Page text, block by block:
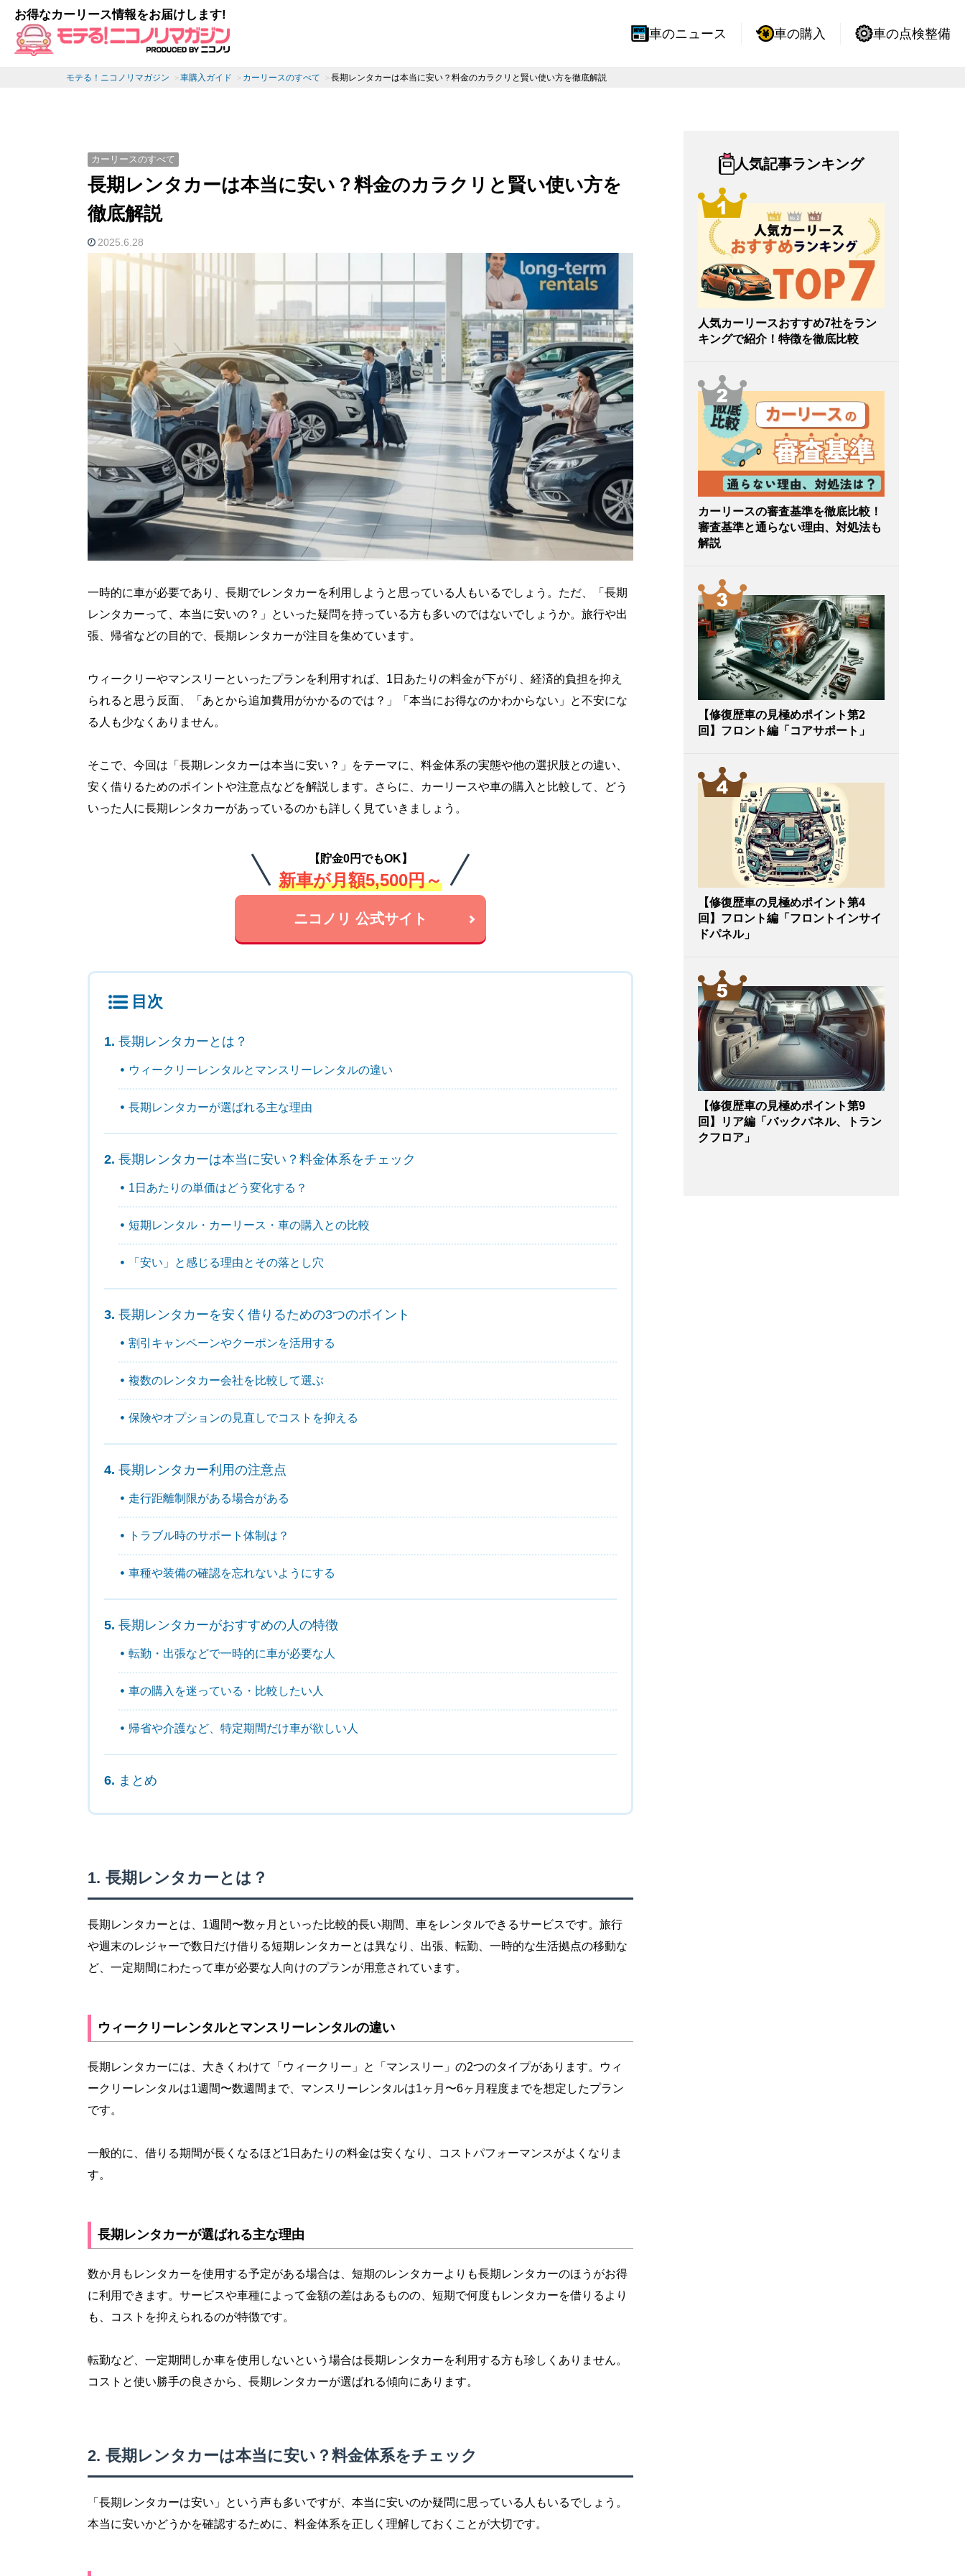
お得なカーリース情報をお届けします!
車のニュース 車の購入 車の点検整備
モテる！ニコノリマガジン 車購入ガイド カーリースのすべて 長期レンタカーは本当に安い？料金のカラクリと賢い使い方を徹底解説
カーリースのすべて
長期レンタカーは本当に安い？料金のカラクリと賢い使い方を
徹底解説
2025.6.28
一時的に車が必要であり、長期でレンタカーを利用しようと思っている人もいるでしょう。ただ、「長期
レンタカーって、本当に安いの？」といった疑問を持っている方も多いのではないでしょうか。旅行や出
張、帰省などの目的で、長期レンタカーが注目を集めています。
ウィークリーやマンスリーといったプランを利用すれば、1日あたりの料金が下がり、経済的負担を抑え
られると思う反面、「あとから追加費用がかかるのでは？」「本当にお得なのかわからない」と不安にな
る人も少なくありません。
そこで、今回は「長期レンタカーは本当に安い？」をテーマに、料金体系の実態や他の選択肢との違い、
安く借りるためのポイントや注意点などを解説します。さらに、カーリースや車の購入と比較して、どう
いった人に長期レンタカーがあっているのかも詳しく見ていきましょう。
【貯金0円でもOK】
新車が月額5,500円～
ニコノリ 公式サイト
目次
長期レンタカーとは？
ウィークリーレンタルとマンスリーレンタルの違い
長期レンタカーが選ばれる主な理由
長期レンタカーは本当に安い？料金体系をチェック
1日あたりの単価はどう変化する？
短期レンタル・カーリース・車の購入との比較
「安い」と感じる理由とその落とし穴
長期レンタカーを安く借りるための3つのポイント
割引キャンペーンやクーポンを活用する
複数のレンタカー会社を比較して選ぶ
保険やオプションの見直しでコストを抑える
長期レンタカー利用の注意点
走行距離制限がある場合がある
トラブル時のサポート体制は？
車種や装備の確認を忘れないようにする
長期レンタカーがおすすめの人の特徴
転勤・出張などで一時的に車が必要な人
車の購入を迷っている・比較したい人
帰省や介護など、特定期間だけ車が欲しい人
まとめ
長期レンタカーとは？
長期レンタカーとは、1週間〜数ヶ月といった比較的長い期間、車をレンタルできるサービスです。旅行
や週末のレジャーで数日だけ借りる短期レンタカーとは異なり、出張、転勤、一時的な生活拠点の移動な
ど、一定期間にわたって車が必要な人向けのプランが用意されています。
ウィークリーレンタルとマンスリーレンタルの違い
長期レンタカーには、大きくわけて「ウィークリー」と「マンスリー」の2つのタイプがあります。ウィ
ークリーレンタルは1週間〜数週間まで、マンスリーレンタルは1ヶ月〜6ヶ月程度までを想定したプラン
です。
一般的に、借りる期間が長くなるほど1日あたりの料金は安くなり、コストパフォーマンスがよくなりま
す。
長期レンタカーが選ばれる主な理由
数か月もレンタカーを使用する予定がある場合は、短期のレンタカーよりも長期レンタカーのほうがお得
に利用できます。サービスや車種によって金額の差はあるものの、短期で何度もレンタカーを借りるより
も、コストを抑えられるのが特徴です。
転勤など、一定期間しか車を使用しないという場合は長期レンタカーを利用する方も珍しくありません。
コストと使い勝手の良さから、長期レンタカーが選ばれる傾向にあります。
長期レンタカーは本当に安い？料金体系をチェック
「長期レンタカーは安い」という声も多いですが、本当に安いのか疑問に思っている人もいるでしょう。
本当に安いかどうかを確認するために、料金体系を正しく理解しておくことが大切です。
人気記事ランキング
人気カーリースおすすめ7社をラン
キングで紹介！特徴を徹底比較
カーリースの審査基準を徹底比較！
審査基準と通らない理由、対処法も
解説
【修復歴車の見極めポイント第2
回】フロント編「コアサポート」
【修復歴車の見極めポイント第4
回】フロント編「フロントインサイ
ドパネル」
【修復歴車の見極めポイント第9
回】リア編「バックパネル、トラン
クフロア」